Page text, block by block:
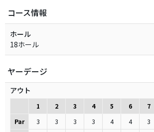
コース情報
ホール
18ホール
ヤーデージ
アウト
1 2 3 4 5 6 7
Par
3 3 3 3 4 4 3